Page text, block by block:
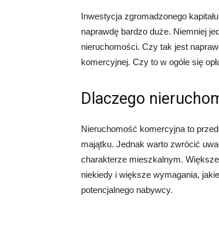
Inwestycja zgromadzonego
naprawdę bardzo duże. Niemniej
nieruchomości. Czy tak jest
komercyjnej. Czy to w ogóle się
Dlaczego
Nieruchomość komercyjna to
majątku. Jednak warto zwrócić
charakterze mieszkalnym.
niekiedy i większe wymagania,
potencjalnego nabywcy.